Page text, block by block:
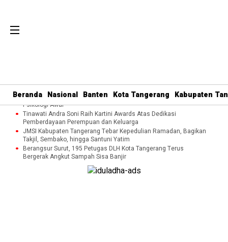
Beranda Nasional Banten Kota Tangerang Kabupaten
Tangsel Bekali Masyarakat Manajemen Stres dan Dukungan
Psikologi Awal
Tinawati Andra Soni Raih Kartini Awards Atas Dedikasi
Pemberdayaan Perempuan dan Keluarga
JMSI Kabupaten Tangerang Tebar Kepedulian Ramadan, Bagikan
Takjil, Sembako, hingga Santuni Yatim
Berangsur Surut, 195 Petugas DLH Kota Tangerang Terus
Bergerak Angkut Sampah Sisa Banjir